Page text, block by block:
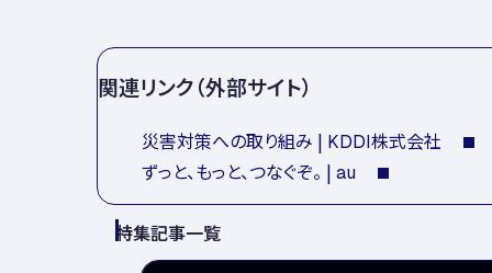
関連リンク（外部サイト）
災害対策への取り組み | KDDI株式会社
ずっと、もっと、つなぐぞ。 | au
特集記事一覧